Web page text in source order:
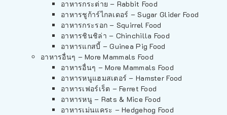
อาหารกระต่าย – Rabbit Food
อาหารชูก้าร์ไกลเดอร์ – Sugar Glider Food
อาหารกระรอก – Squirrel Food
อาหารชินชิล่า – Chinchilla Food
อาหารแกสบี้ – Guinea Pig Food
อาหารอื่นๆ – More Mammals Food
อาหารอื่นๆ – More Mammals Food
อาหารหนูแฮมสเตอร์ – Hamster Food
อาหารเฟอร์เร็ต – Ferret Food
อาหารหนู – Rats & Mice Food
อาหารเม่นแคระ – Hedgehog Food